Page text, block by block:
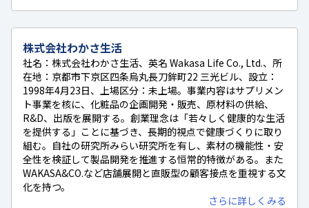
株式会社わかさ生活
社名：株式会社わかさ生活、英名 Wakasa Life Co., Ltd.、所
在地：京都市下京区四条烏丸長刀鉾町22 三光ビル、設立：
1998年4月23日、上場区分：未上場。事業内容はサプリメン
ト事業を核に、化粧品の企画開発・販売、原材料の供給、
R&D、出版を展開する。創業理念は「若々しく健康的な生活
を提供する」ことに基づき、長期的視点で健康づくりに取り
組む。自社の研究所みらい研究所を有し、素材の機能性・安
全性を検証して製品開発を推進する恒常的特徴がある。また
WAKASA&CO.など店舗展開と直販型の顧客接点を重視する文
化を持つ。
さらに詳しくみる